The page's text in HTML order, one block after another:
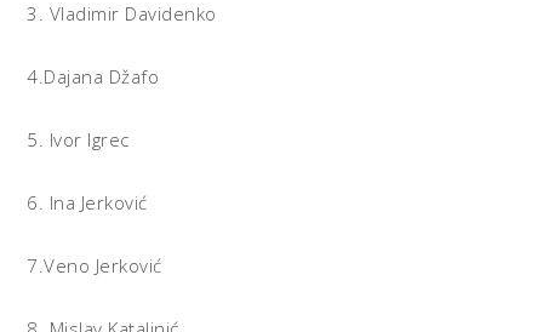
3. Vladimir Davidenko
4.Dajana Džafo
5. Ivor Igrec
6. Ina Jerković
7.Veno Jerković